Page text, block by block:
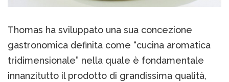
Thomas ha sviluppato una sua concezione
gastronomica definita come “cucina aromatica
tridimensionale” nella quale è fondamentale
innanzitutto il prodotto di grandissima qualità,